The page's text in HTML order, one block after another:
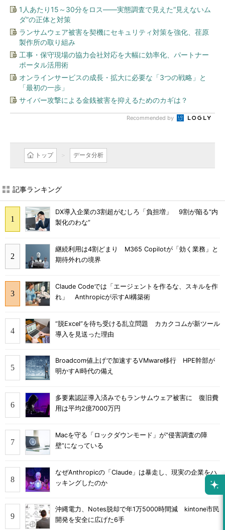
1人あたり15～30分をロス――実態調査で見えた“見えないム
ダ”の正体と対策
ランサムウェア被害を契機にセキュリティ対策を強化、荏原
製作所の取り組み
工事・保守現場の協力会社対応を大幅に効率化、パートナー
ポータル活用術
オンラインサービスの成長・拡大に必要な「3つの戦略」と
「最初の一歩」
サイバー攻撃による金銭被害を抑えるためのカギは？
Recommended by
トップ データ分析
記事ランキング
DX導入企業の3割超がむしろ「負担増」 9割が陥る“内
製化のわな”
継続利用は4割どまり M365 Copilotが「効く業務」と
期待外れの境界
Claude Codeでは「エージェントを作るな、スキルを作
れ」 Anthropicが示すAI構築術
“脱Excel”を待ち受ける乱立問題 カカクコムが新ツール
導入を見送った理由
Broadcom値上げで加速するVMware移行 HPE幹部が
明かすAI時代の備え
多要素認証導入済みでもランサムウェア被害に 復旧費
用は平均2億7000万円
Macを守る「ロックダウンモード」が“侵害調査の障
壁”になっている
なぜAnthropicの「Claude」は暴走し、現実の企業をハ
ッキングしたのか
沖縄電力、Notes脱却で年1万5000時間減 kintone市民
開発を安全に広げた6手